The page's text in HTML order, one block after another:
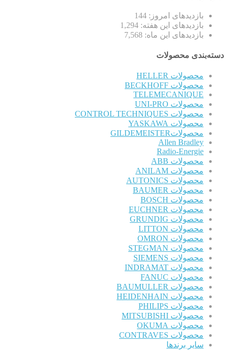
بازدیدهای امروز: 144
بازدیدهای این هفته: 1,294
بازدیدهای این ماه: 7,568
دسته‌بندی محصولات
محصولات HELLER
محصولات BECKHOFF
TELEMECANIQUE
محصولات UNI-PRO
محصولات CONTROL TECHNIQUES
محصولات YASKAWA
محصولاتGILDEMEISTER
Allen Bradley
Radio-Energie
محصولات ABB
محصولات ANILAM
محصولات AUTONICS
محصولات BAUMER
محصولات BOSCH
محصولات EUCHNER
محصولات GRUNDIG
محصولات LITTON
محصولات OMRON
محصولات STEGMAN
محصولات SIEMENS
محصولات INDRAMAT
محصولات FANUC
محصولات BAUMULLER
محصولات HEIDENHAIN
محصولات PHILIPS
محصولات MITSUBISHI
محصولات OKUMA
محصولات CONTRAVES
سایر برندها